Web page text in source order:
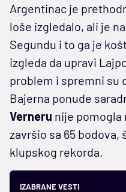
Argentinac je
loše izgledalo, ali je
Segundu i to ga je
izgleda da upravi
problem i spremni su
Bajerna ponude
Verneru nije pomogla
završio sa 65 bodova,
klupskog rekorda.
IZABRANE VESTI